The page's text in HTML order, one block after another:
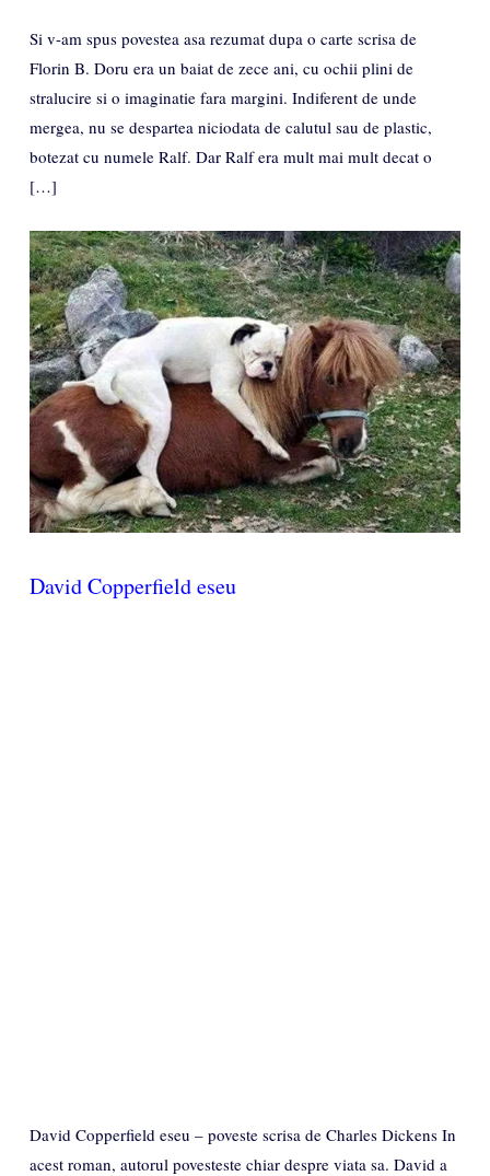
Si v-am spus povestea asa rezumat dupa o carte scrisa de
Florin B. Doru era un baiat de zece ani, cu ochii plini de
stralucire si o imaginatie fara margini. Indiferent de unde
mergea, nu se despartea niciodata de calutul sau de plastic,
botezat cu numele Ralf. Dar Ralf era mult mai mult decat o
[…]
David Copperfield eseu
David Copperfield eseu – poveste scrisa de Charles Dickens In
acest roman, autorul povesteste chiar despre viata sa. David a